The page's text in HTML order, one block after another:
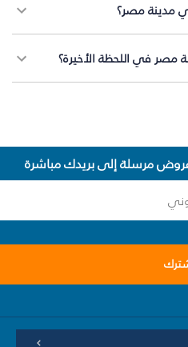
مدينة مصر؟
مصر في اللحظة الأخيرة؟
مرسلة إلى بريدك مباشرة